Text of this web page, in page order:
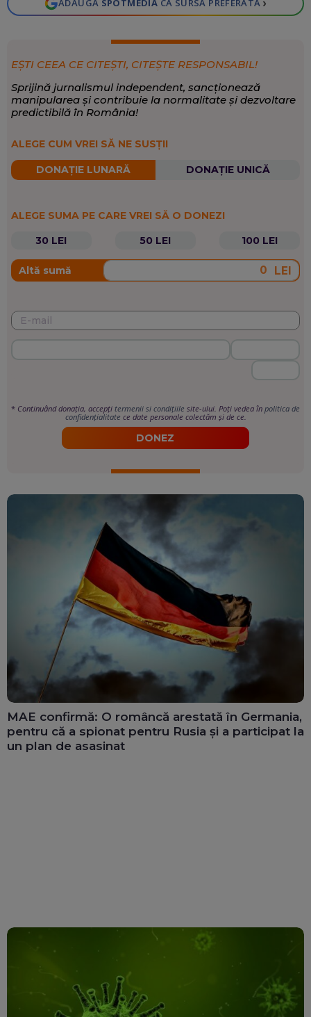
ADAUGĂ SPOTMEDIA CA SURSĂ PREFERATĂ ›
EȘTI CEEA CE CITEȘTI, CITEȘTE RESPONSABIL!
Sprijină jurnalismul independent, sancționează
manipularea și contribuie la normalitate și dezvoltare
predictibilă în România!
ALEGE CUM VREI SĂ NE SUSȚII
DONAȚIE LUNARĂ DONAȚIE UNICĂ
ALEGE SUMA PE CARE VREI SĂ O DONEZI
30 LEI
50 LEI 100 LEI
Altă sumă LEI
* Continuând donația, accepți termenii si condițiile site-ului. Poți vedea în politica de
confidențialitate ce date personale colectăm și de ce.
DONEZ
MAE confirmă: O româncă arestată în Germania,
pentru că a spionat pentru Rusia și a participat la
un plan de asasinat